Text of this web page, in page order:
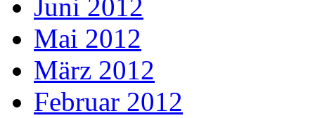
Juni 2012
Mai 2012
März 2012
Februar 2012